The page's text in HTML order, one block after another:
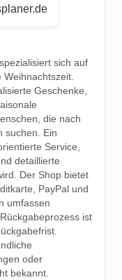
sich auf
Geschenke,
die nach
suchen. Ein
Service,
detaillierte
Der Shop bietet
PayPal und
umfassen
ist
oder
bekannt.